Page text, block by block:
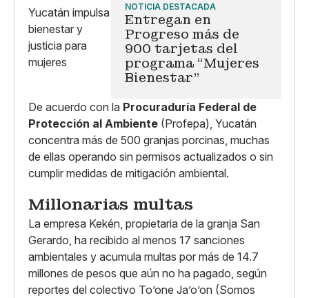
NOTICIA DESTACADA
Entregan en
Progreso más de
900 tarjetas del
programa “Mujeres
Bienestar"
De acuerdo con la Procuraduría Federal de
Protección al Ambiente (Profepa), Yucatán
concentra más de 500 granjas porcinas, muchas
de ellas operando sin permisos actualizados o sin
cumplir medidas de mitigación ambiental.
Millonarias multas
La empresa Kekén, propietaria de la granja San
Gerardo, ha recibido al menos 17 sanciones
ambientales y acumula multas por más de 14.7
millones de pesos que aún no ha pagado, según
reportes del colectivo To’one Ja’o’on (Somos